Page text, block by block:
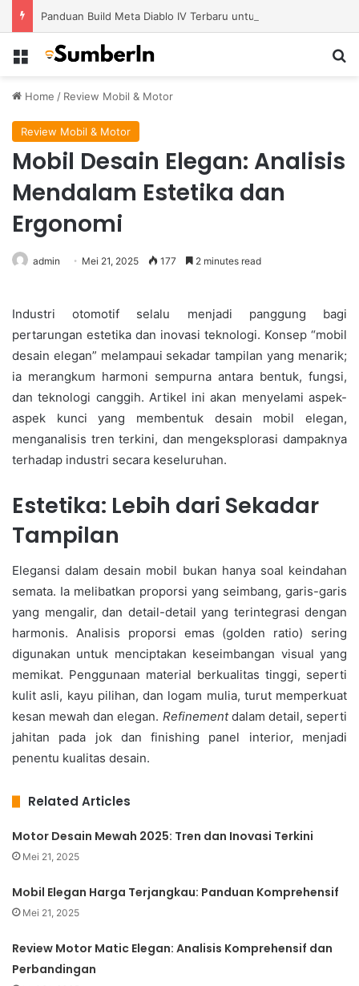
Menu
Home / Review Mobil & Motor
Review Mobil & Motor
Mobil Desain Elegan: Analisis
Mendalam Estetika dan
Ergonomi
admin Mei 21, 2025 177 2 minutes read
Industri otomotif selalu menjadi panggung bagi
pertarungan estetika dan inovasi teknologi. Konsep “mobil
desain elegan” melampaui sekadar tampilan yang menarik;
ia merangkum harmoni sempurna antara bentuk, fungsi,
dan teknologi canggih. Artikel ini akan menyelami aspek-
aspek kunci yang membentuk desain mobil elegan,
menganalisis tren terkini, dan mengeksplorasi dampaknya
terhadap industri secara keseluruhan.
Estetika: Lebih dari Sekadar
Tampilan
Elegansi dalam desain mobil bukan hanya soal keindahan
semata. Ia melibatkan proporsi yang seimbang, garis-garis
yang mengalir, dan detail-detail yang terintegrasi dengan
harmonis. Analisis proporsi emas (golden ratio) sering
digunakan untuk menciptakan keseimbangan visual yang
memikat. Penggunaan material berkualitas tinggi, seperti
kulit asli, kayu pilihan, dan logam mulia, turut memperkuat
kesan mewah dan elegan. Refinementdalam detail, seperti
jahitan pada jok dan finishing panel interior, menjadi
penentu kualitas desain.
Related Articles
Motor Desain Mewah 2025: Tren dan Inovasi Terkini
Mei 21, 2025
Mobil Elegan Harga Terjangkau: Panduan Komprehensif
Mei 21, 2025
Review Motor Matic Elegan: Analisis Komprehensif dan
Perbandingan